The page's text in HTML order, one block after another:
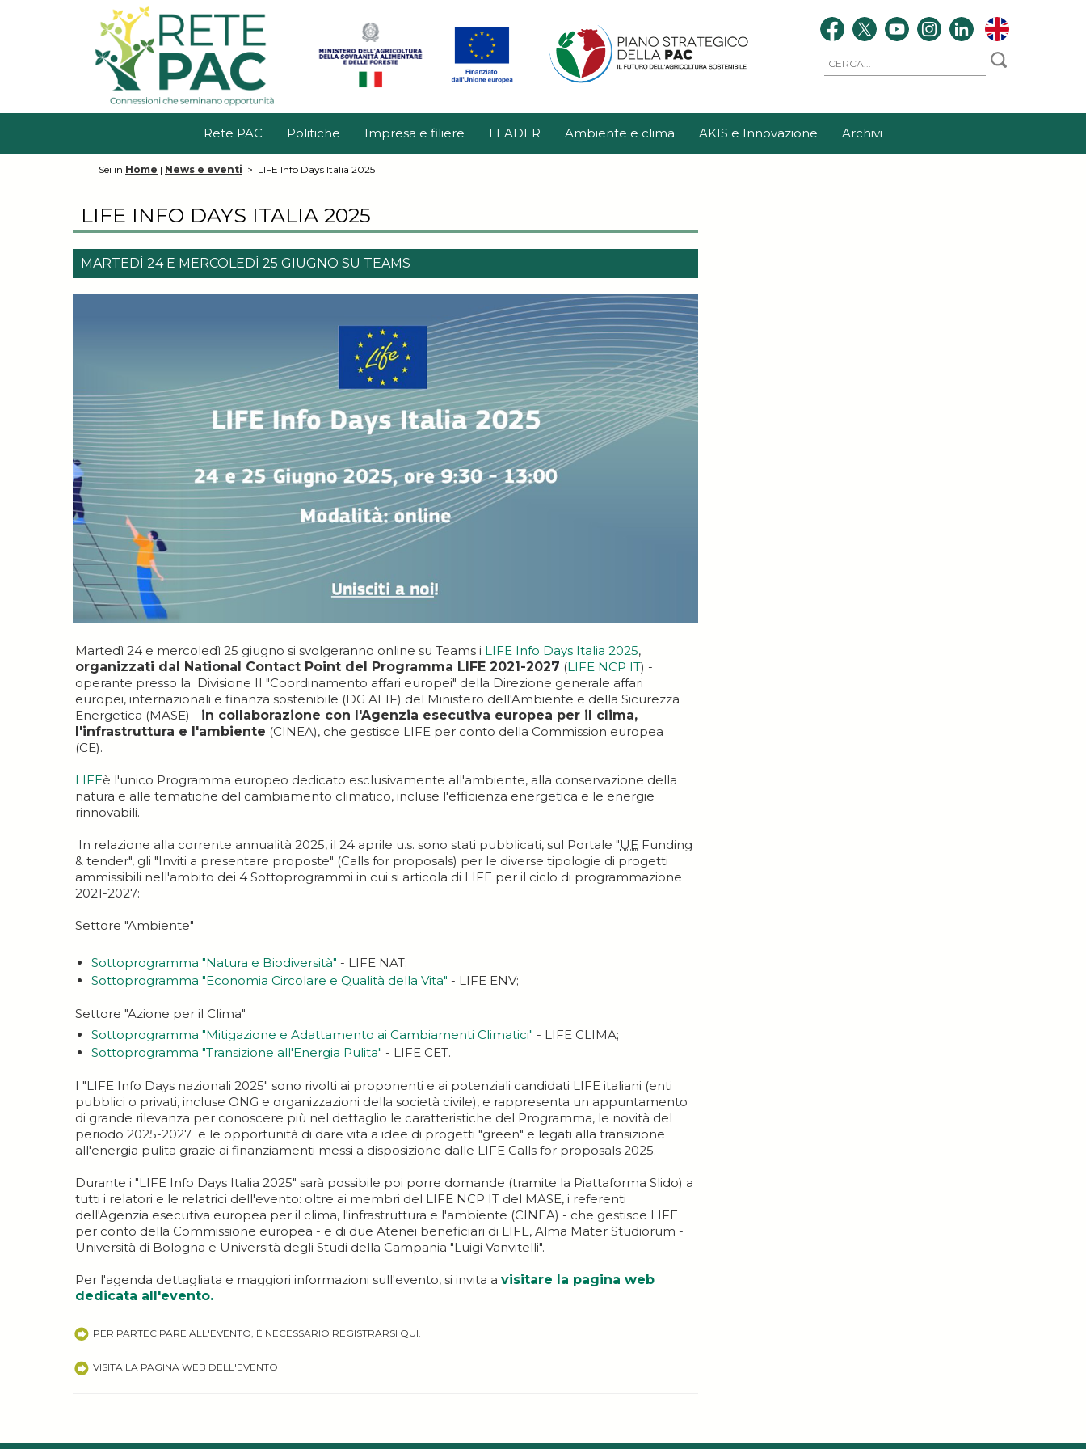
Rete PAC Politiche Impresa e filiere LEADER Ambiente e clima AKIS e Innovazione Archivi
Sei in Home | News e eventi > LIFE Info Days Italia 2025
LIFE INFO DAYS ITALIA 2025
MARTEDÌ 24 E MERCOLEDÌ 25 GIUGNO SU TEAMS
Martedì 24 e mercoledì 25 giugno si svolgeranno online su Teams i LIFE Info Days Italia 2025,
organizzati dal National Contact Point del Programma LIFE 2021-2027 (LIFE NCP IT) -
operante presso la Divisione II "Coordinamento affari europei" della Direzione generale affari
europei, internazionali e finanza sostenibile (DG AEIF) del Ministero dell'Ambiente e della Sicurezza
Energetica (MASE) - in collaborazione con l'Agenzia esecutiva europea per il clima,
l'infrastruttura e l'ambiente (CINEA), che gestisce LIFE per conto della Commission europea
(CE).
LIFEè l'unico Programma europeo dedicato esclusivamente all'ambiente, alla conservazione della
natura e alle tematiche del cambiamento climatico, incluse l'efficienza energetica e le energie
rinnovabili.
In relazione alla corrente annualità 2025, il 24 aprile u.s. sono stati pubblicati, sul Portale "UE Funding
& tender", gli "Inviti a presentare proposte" (Calls for proposals) per le diverse tipologie di progetti
ammissibili nell'ambito dei 4 Sottoprogrammi in cui si articola di LIFE per il ciclo di programmazione
2021-2027:
Settore "Ambiente"
Sottoprogramma "Natura e Biodiversità" - LIFE NAT;
Sottoprogramma "Economia Circolare e Qualità della Vita" - LIFE ENV;
Settore "Azione per il Clima"
Sottoprogramma "Mitigazione e Adattamento ai Cambiamenti Climatici" - LIFE CLIMA;
Sottoprogramma "Transizione all'Energia Pulita" - LIFE CET.
I "LIFE Info Days nazionali 2025" sono rivolti ai proponenti e ai potenziali candidati LIFE italiani (enti
pubblici o privati, incluse ONG e organizzazioni della società civile), e rappresenta un appuntamento
di grande rilevanza per conoscere più nel dettaglio le caratteristiche del Programma, le novità del
periodo 2025-2027 e le opportunità di dare vita a idee di progetti "green" e legati alla transizione
all'energia pulita grazie ai finanziamenti messi a disposizione dalle LIFE Calls for proposals 2025.
Durante i "LIFE Info Days Italia 2025" sarà possibile poi porre domande (tramite la Piattaforma Slido) a
tutti i relatori e le relatrici dell'evento: oltre ai membri del LIFE NCP IT del MASE, i referenti
dell'Agenzia esecutiva europea per il clima, l'infrastruttura e l'ambiente (CINEA) - che gestisce LIFE
per conto della Commissione europea - e di due Atenei beneficiari di LIFE, Alma Mater Studiorum -
Università di Bologna e Università degli Studi della Campania "Luigi Vanvitelli".
Per l'agenda dettagliata e maggiori informazioni sull'evento, si invita a visitare la pagina web
dedicata all'evento.
PER PARTECIPARE ALL'EVENTO, È NECESSARIO REGISTRARSI QUI.
VISITA LA PAGINA WEB DELL'EVENTO